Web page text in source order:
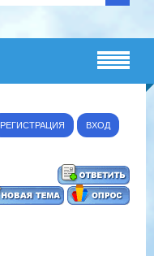
РЕГИСТРАЦИЯ ВХОД